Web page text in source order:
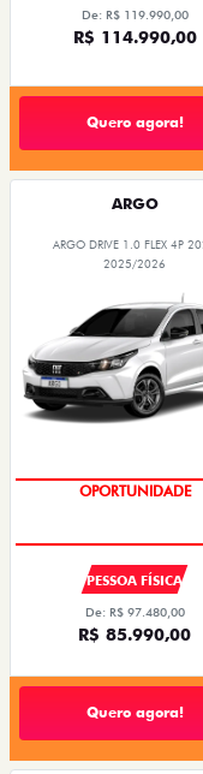
De: R$ 119.990,00
R$ 114.990,00
Quero agora!
ARGO
ARGO DRIVE 1.0 FLEX 4P
2025/2026
OPORTUNIDADE
PESSOA FÍSICA
De: R$ 97.480,00
R$ 85.990,00
Quero agora!